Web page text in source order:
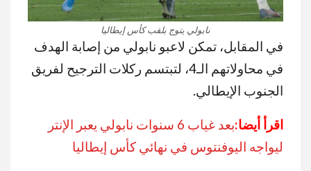
نابولي يتوج بلقب كأس إيطاليا
في المقابل، تمكن لاعبو نابولي من إصابة الهدف
في محاولاتهم الـ4، لتبتسم ركلات الترجيح لفريق
الجنوب الإيطالي.
اقرأ أيضا:
بعد غياب 6 سنوات نابولي يعبر الإنتر
ليواجه اليوفنتوس في نهائي كأس إيطاليا